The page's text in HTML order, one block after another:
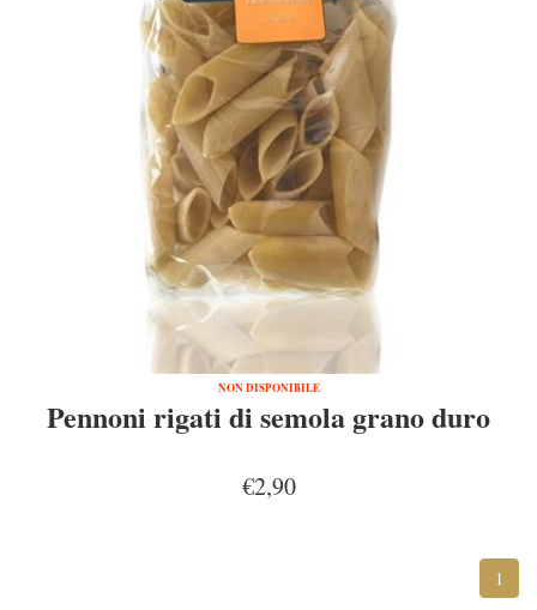
NON DISPONIBILE
Pennoni rigati di semola grano duro
€2,90
1